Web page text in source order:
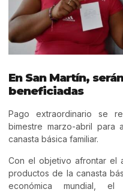
En San Martín,
beneficiadas
Pago extraordinario se
bimestre marzo-abril
canasta básica familiar.
Con el objetivo afrontar el
productos de la canasta
económica mundial,